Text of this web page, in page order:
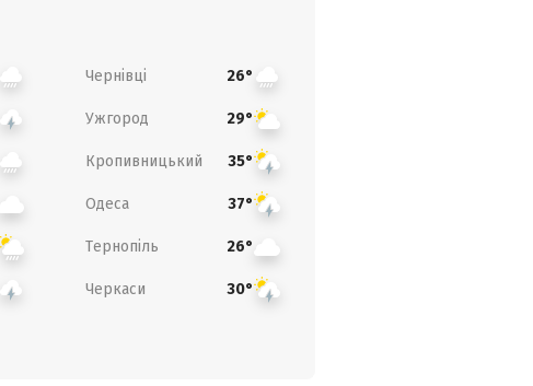
Чернівці 26°
Ужгород 29°
Кропивницький 35°
Одеса 37°
Тернопіль 26°
Черкаси 30°